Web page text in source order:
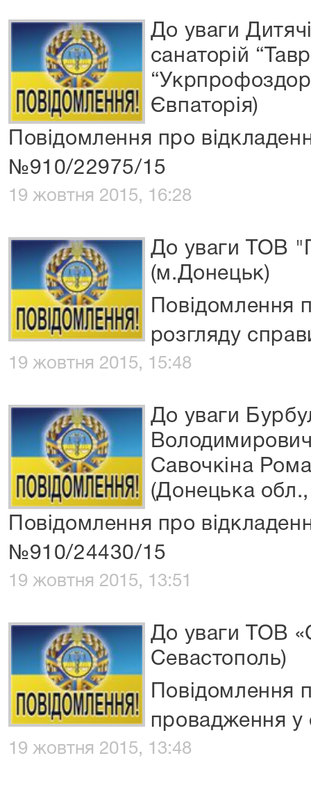
До уваги
санаторій
Євпаторія)
Повідомлення про
№910/22975/15
19 жовтня 2015, 16:28
До уваги ТОВ
(м.Донецьк)
Повідомлення
розгляду
19 жовтня 2015, 15:48
До уваги
Савочкіна
(Донецька обл.,
Повідомлення про
№910/24430/15
19 жовтня 2015, 13:51
До уваги ТОВ
Севастополь)
Повідомлення
провадження
19 жовтня 2015, 13:48